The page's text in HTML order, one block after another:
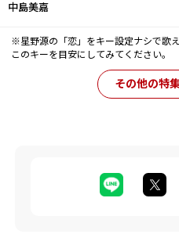
中島美嘉
※星野源の「恋」をキー設定ナシで歌
このキーを目安にしてみてください。
その他の特